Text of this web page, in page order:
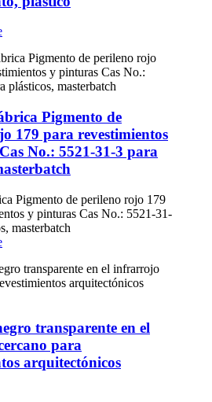
Pigmento de
179 para revestimientos
No.: 5521-31-3 para
Pigmento de perileno rojo 179
y pinturas Cas No.: 5521-31-
masterbatch
transparente en el
para
arquitectónicos